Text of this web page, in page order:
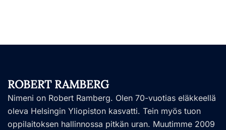
ROBERT RAMBERG
Nimeni on Robert Ramberg. Olen 70-vuotias eläkkeellä
oleva Helsingin Yliopiston kasvatti. Tein myös tuon
oppilaitoksen hallinnossa pitkän uran. Muutimme 2009